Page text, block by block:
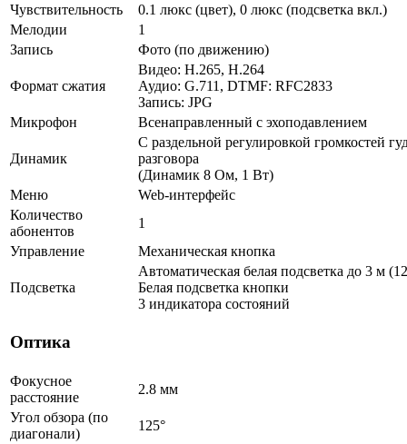
Чувствительность
0.1 люкс (цвет), 0 люкс (подсветка вкл.)
Мелодии
1
Запись
Фото (по движению)
Формат сжатия
Видео: H.265, H.264
Аудио: G.711, DTMF: RFC2833
Запись: JPG
Микрофон
Всенаправленный с эхоподавлением
Динамик
С раздельной регулировкой громкостей
разговора
(Динамик 8 Ом, 1 Вт)
Меню
Web-интерфейс
Количество
абонентов
1
Управление
Механическая кнопка
Подсветка
Автоматическая белая подсветка до 3 м
Белая подсветка кнопки
3 индикатора состояний
Оптика
Фокусное
расстояние
2.8 мм
Угол обзора (по
диагонали)
125°